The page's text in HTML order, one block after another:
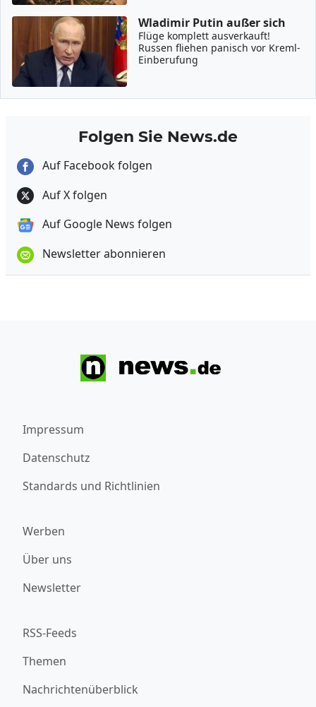
Wladimir Putin außer sich
Flüge komplett ausverkauft!
Russen fliehen panisch vor Kreml-
Einberufung
Folgen Sie News.de
Auf Facebook folgen
Auf X folgen
Auf Google News folgen
Newsletter abonnieren
Impressum
Datenschutz
Standards und Richtlinien
Werben
Über uns
Newsletter
RSS-Feeds
Themen
Nachrichtenüberblick